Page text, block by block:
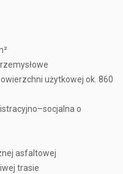
użytkowej ok. 860
o
asfaltowej
trasie